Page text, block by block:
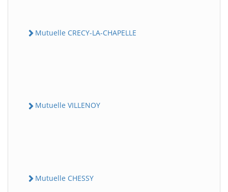
Mutuelle CRECY-LA-CHAPELLE
Mutuelle VILLENOY
Mutuelle CHESSY